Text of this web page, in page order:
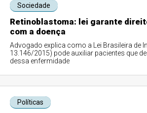
Sociedade
Retinoblastoma: lei garante
com a doença
Advogado explica como a Lei Brasileira de
13.146/2015) pode auxiliar pacientes que
dessa enfermidade
Políticas